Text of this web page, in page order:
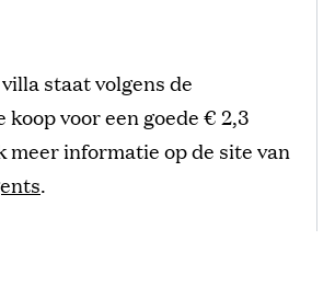
staat volgens de
koop voor een goede € 2,3
meer informatie op de site van
.